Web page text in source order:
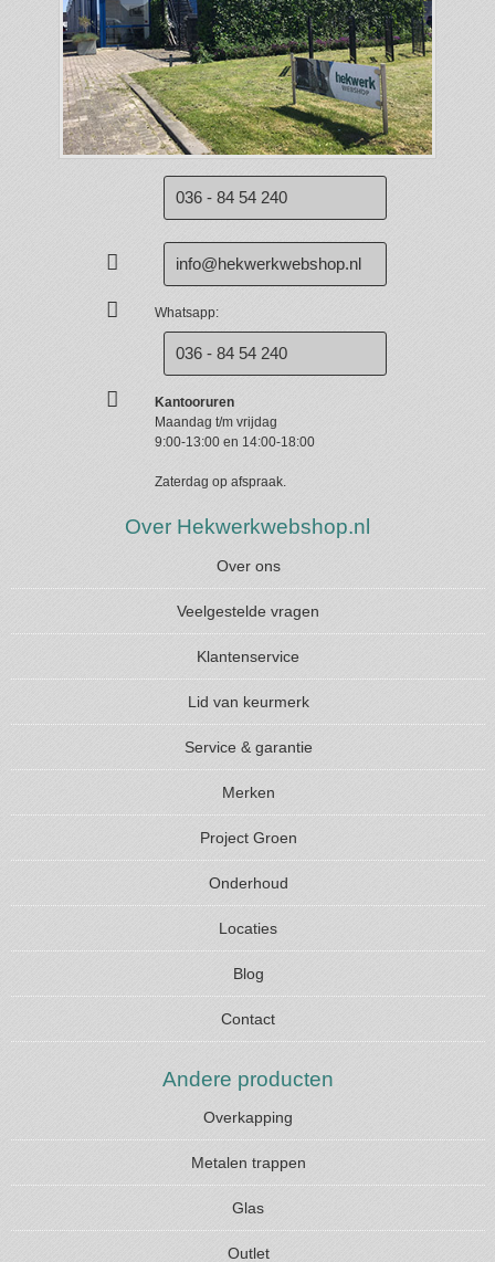
036 - 84 54 240
info@hekwerkwebshop.nl
Whatsapp:
036 - 84 54 240
Kantooruren
Maandag t/m vrijdag
9:00-13:00 en 14:00-18:00
Zaterdag op afspraak.
Over Hekwerkwebshop.nl
Over ons
Veelgestelde vragen
Klantenservice
Lid van keurmerk
Service & garantie
Merken
Project Groen
Onderhoud
Locaties
Blog
Contact
Andere producten
Overkapping
Metalen trappen
Glas
Outlet